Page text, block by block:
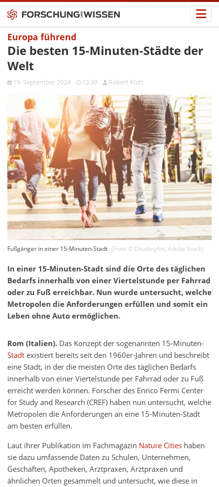
Europa führend
Die besten 15-Minuten-Städte der
Welt
19. September 2024 13:39 Robert Klatt
Fußgänger in einer 15-Minuten-Stadt (Foto: © DisobeyArt, Adobe Stock)
In einer 15-Minuten-Stadt sind die Orte des täglichen
Bedarfs innerhalb von einer Viertelstunde per Fahrrad
oder zu Fuß erreichbar. Nun wurde untersucht, welche
Metropolen die Anforderungen erfüllen und somit ein
Leben ohne Auto ermöglichen.
Rom (Italien). Das Konzept der sogenannten 15-Minuten-
Stadt existiert bereits seit den 1960er-Jahren und beschreibt
eine Stadt, in der die meisten Orte des täglichen Bedarfs
innerhalb von einer Viertelstunde per Fahrrad oder zu Fuß
erreicht werden können. Forscher des Enrico Fermi Center
for Study and Research (CREF) haben nun untersucht, welche
Metropolen die Anforderungen an eine 15-Minuten-Stadt
am besten erfüllen.
Laut ihrer Publikation im Fachmagazin Nature Cities haben
sie dazu umfassende Daten zu Schulen, Unternehmen,
Geschäften, Apotheken, Arztpraxen, Arztpraxen und
ähnlichen Orten gesammelt und untersucht, wie diese in